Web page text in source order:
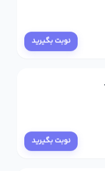
نوبت بگیرید
نوبت بگیرید